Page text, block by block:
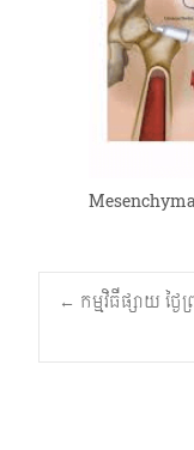
← កម្មវិធីផ្សាយ ថ្